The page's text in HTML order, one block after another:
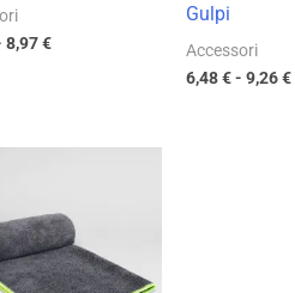
8,97€
Gulpi
Accessori
6,48€- 9,26€
da
4,35 €
a
6,21 €